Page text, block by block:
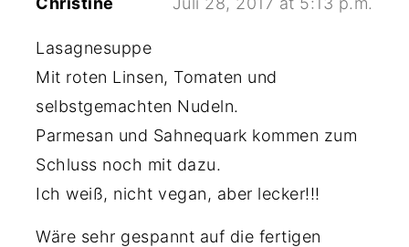
Lasagnesuppe
Mit roten Linsen, Tomaten und
selbstgemachten Nudeln.
Parmesan und Sahnequark kommen zum
Schluss noch mit dazu.
Ich weiß, nicht vegan, aber lecker!!!
Wäre sehr gespannt auf die fertigen